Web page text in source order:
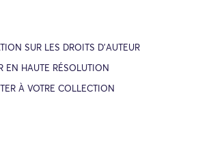
SUR LES DROITS D’AUTEUR
EN HAUTE RÉSOLUTION
À VOTRE COLLECTION